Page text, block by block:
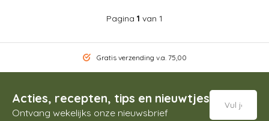
Pagina 1 van 1
Gratis verzending v.a. 75,00
Acties, recepten, tips en nieuwtjes
Ontvang wekelijks onze nieuwsbrief